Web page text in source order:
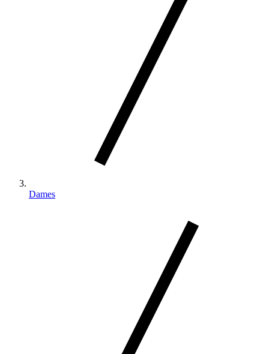
Dames